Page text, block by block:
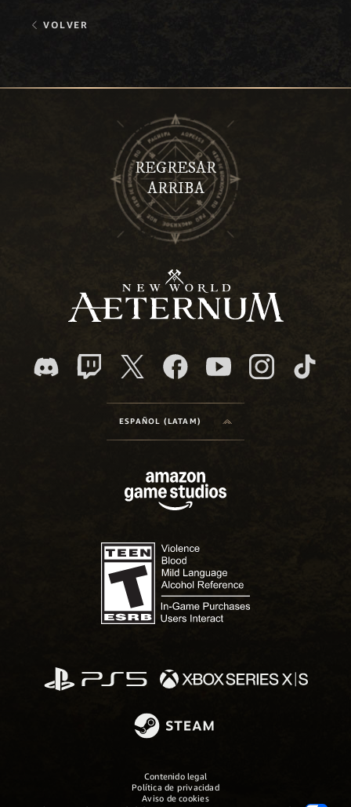
VOLVER
REGRESAR
ARRIBA
ESPAÑOL (LATAM)
Contenido legal
Política de privacidad
Aviso de cookies